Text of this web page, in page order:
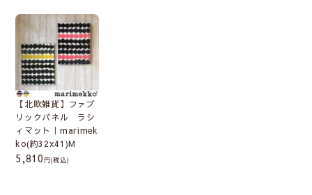
【北欧雑貨】ファブ
リックパネル ラシ
ィマット｜marimek
ko(約32x41)M
5,810 (税込)